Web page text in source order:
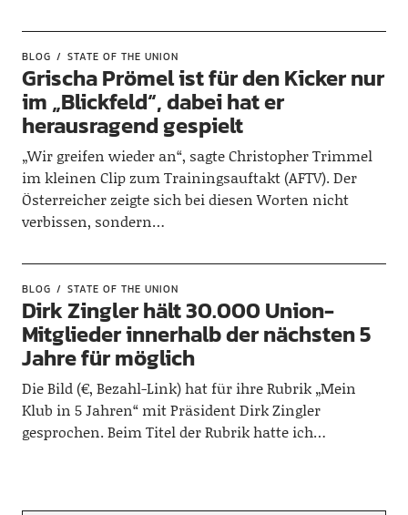
BLOG STATE OF THE UNION
Grischa Prömel ist für den Kicker nur
im „Blickfeld“, dabei hat er
herausragend gespielt
„Wir greifen wieder an“, sagte Christopher Trimmel
im kleinen Clip zum Trainingsauftakt (AFTV). Der
Österreicher zeigte sich bei diesen Worten nicht
verbissen, sondern…
BLOG STATE OF THE UNION
Dirk Zingler hält 30.000 Union-
Mitglieder innerhalb der nächsten 5
Jahre für möglich
Die Bild (€, Bezahl-Link) hat für ihre Rubrik „Mein
Klub in 5 Jahren“ mit Präsident Dirk Zingler
gesprochen. Beim Titel der Rubrik hatte ich…